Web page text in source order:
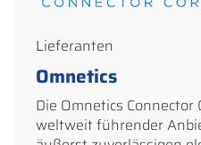
Lieferanten
Omnetics
Die Omnetics
weltweit führender